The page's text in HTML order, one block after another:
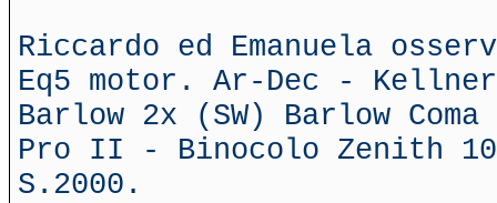
Riccardo ed Emanuela
Eq5 motor. Ar-Dec -
Barlow 2x (SW) Barlow
Pro II - Binocolo Zenith
S.2000.